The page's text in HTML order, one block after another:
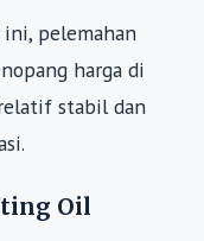
ini, pelemahan
harga di
stabil dan
Oil